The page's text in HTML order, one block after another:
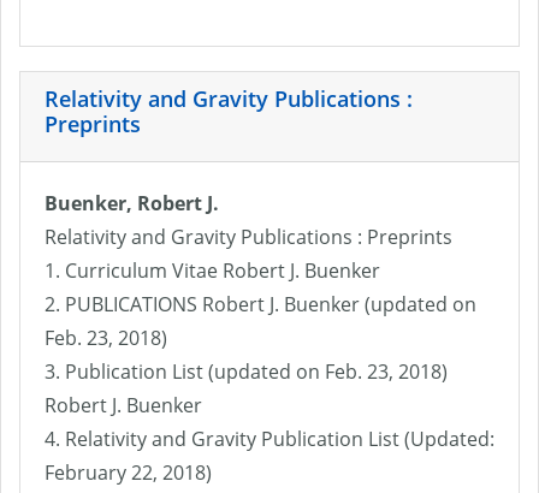
Relativity and Gravity Publications :
Preprints
Buenker, Robert J.
Relativity and Gravity Publications : Preprints
1. Curriculum Vitae Robert J. Buenker
2. PUBLICATIONS Robert J. Buenker (updated on
Feb. 23, 2018)
3. Publication List (updated on Feb. 23, 2018)
Robert J. Buenker
4. Relativity and Gravity Publication List (Updated:
February 22, 2018)